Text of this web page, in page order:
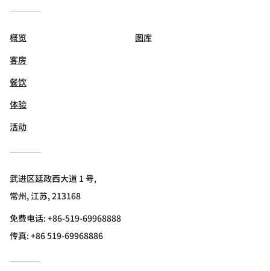
概览
客房
餐饮
体验
活动
图库
武进区延政西大道 1 号,
常州, 江苏, 213168
免费电话:+86-519-69968888
传真:+86 519-69968886